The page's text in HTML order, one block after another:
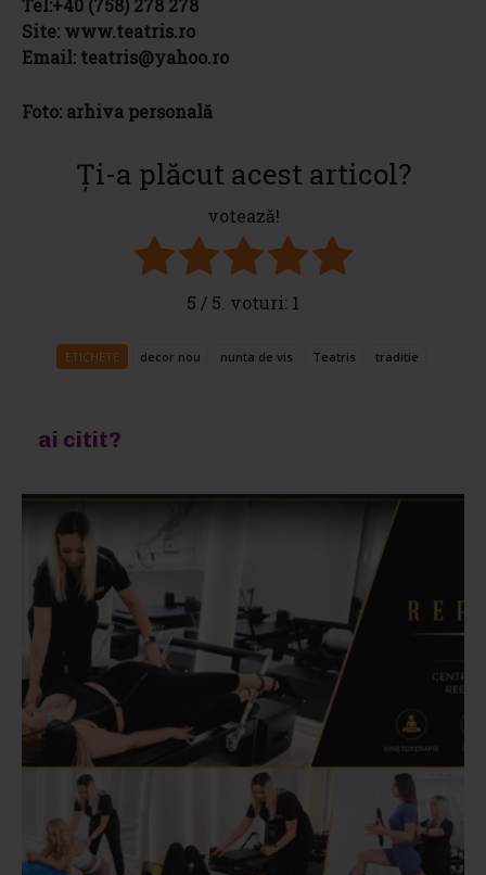
Tel:+40 (758) 278 278
Site: www.teatris.ro
Email: teatris@yahoo.ro
Foto: arhiva personală
Ți-a plăcut acest articol?
votează!
5 / 5. voturi: 1
ETICHETE decor nou nunta de vis Teatris traditie
ai citit?